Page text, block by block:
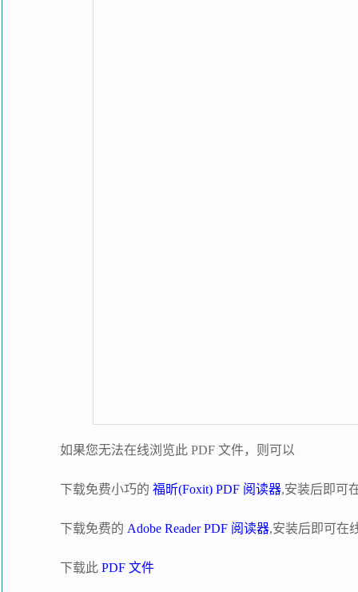
如果您无法在线浏览此 PDF 文件，则可以
下载免费小巧的 福昕(Foxit) PDF 阅读器,安装后即可
下载免费的 Adobe Reader PDF 阅读器,安装后即可在
下载此 PDF 文件